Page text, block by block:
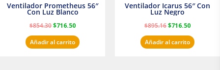
Ventilador Prometheus 56″
Con Luz Blanco
$854.30$716.50
Añadir al carrito
Ventilador Icarus 56″ Con
Luz Negro
$895.16$716.50
Añadir al carrito